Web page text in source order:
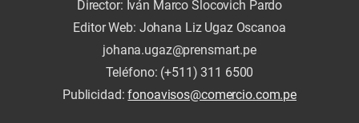
Director: Iván Marco Slocovich Pardo
Editor Web: Johana Liz Ugaz Oscanoa
johana.ugaz@prensmart.pe
Teléfono: (+511) 311 6500
Publicidad:fonoavisos@comercio.com.pe